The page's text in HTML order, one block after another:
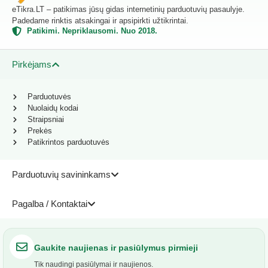
eTikra.LT – patikimas jūsų gidas internetinių parduotuvių pasaulyje.
Padedame rinktis atsakingai ir apsipirkti užtikrintai.
Patikimi. Nepriklausomi. Nuo 2018.
Pirkėjams
Parduotuvių savininkams
Pagalba / Kontaktai
Parduotuvės
Nuolaidų kodai
Straipsniai
Prekės
Patikrintos parduotuvės
Gaukite naujienas ir pasiūlymus pirmieji
Tik naudingi pasiūlymai ir naujienos.